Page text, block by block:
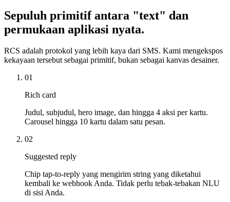
Sepuluh primitif antara "text" dan
permukaan aplikasi nyata.
RCS adalah protokol yang lebih kaya dari SMS. Kami mengekspos
kekayaan tersebut sebagai primitif, bukan sebagai kanvas desainer.
01
Rich card
Judul, subjudul, hero image, dan hingga 4 aksi per kartu.
Carousel hingga 10 kartu dalam satu pesan.
02
Suggested reply
Chip tap-to-reply yang mengirim string yang diketahui
kembali ke webhook Anda. Tidak perlu tebak-tebakan NLU
di sisi Anda.